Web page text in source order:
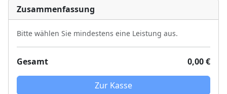
Zusammenfassung
Bitte wählen Sie mindestens eine Leistung aus.
Gesamt 0,00 €
Zur Kasse